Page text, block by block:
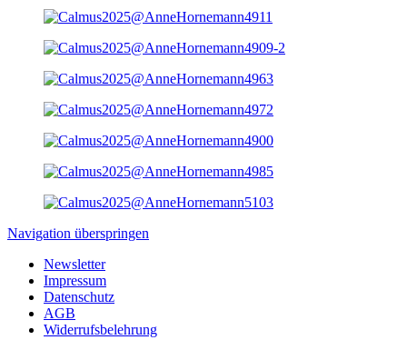
Navigation überspringen
Newsletter
Impressum
Datenschutz
AGB
Widerrufsbelehrung